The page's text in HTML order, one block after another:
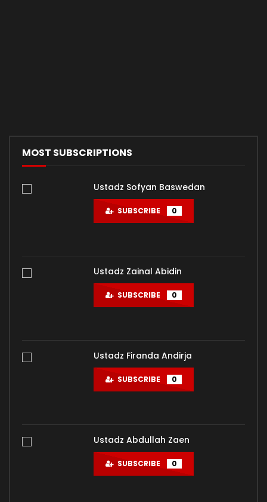
MOST SUBSCRIPTIONS
Ustadz Sofyan Baswedan
SUBSCRIBE 0
Ustadz Zainal Abidin
SUBSCRIBE 0
Ustadz Firanda Andirja
SUBSCRIBE 0
Ustadz Abdullah Zaen
SUBSCRIBE 0